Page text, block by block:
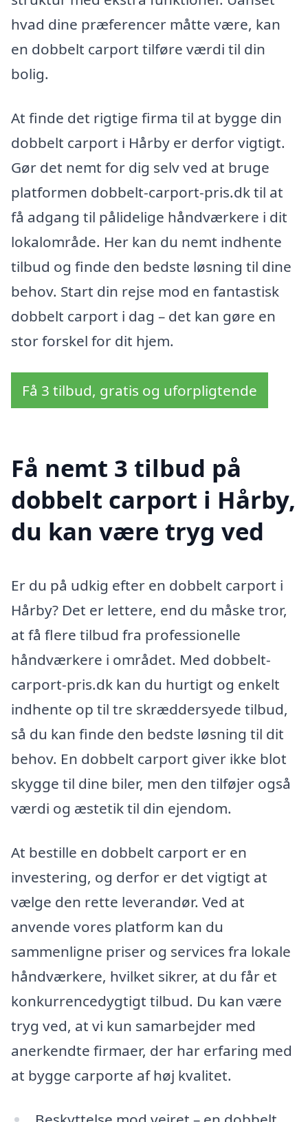
hvad dine præferencer måtte være, kan
en dobbelt carport tilføre værdi til din
bolig.
At finde det rigtige firma til at bygge din
dobbelt carport i Hårby er derfor vigtigt.
Gør det nemt for dig selv ved at bruge
platformen dobbelt-carport-pris.dk til at
få adgang til pålidelige håndværkere i dit
lokalområde. Her kan du nemt indhente
tilbud og finde den bedste løsning til dine
behov. Start din rejse mod en fantastisk
dobbelt carport i dag – det kan gøre en
stor forskel for dit hjem.
Få 3 tilbud, gratis og uforpligtende
Få nemt 3 tilbud på
dobbelt carport i Hårby,
du kan være tryg ved
Er du på udkig efter en dobbelt carport i
Hårby? Det er lettere, end du måske tror,
at få flere tilbud fra professionelle
håndværkere i området. Med dobbelt-
carport-pris.dk kan du hurtigt og enkelt
indhente op til tre skræddersyede tilbud,
så du kan finde den bedste løsning til dit
behov. En dobbelt carport giver ikke blot
skygge til dine biler, men den tilføjer også
værdi og æstetik til din ejendom.
At bestille en dobbelt carport er en
investering, og derfor er det vigtigt at
vælge den rette leverandør. Ved at
anvende vores platform kan du
sammenligne priser og services fra lokale
håndværkere, hvilket sikrer, at du får et
konkurrencedygtigt tilbud. Du kan være
tryg ved, at vi kun samarbejder med
anerkendte firmaer, der har erfaring med
at bygge carporte af høj kvalitet.